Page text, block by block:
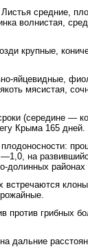
средние,
волнистая,
крупные,
яйцевидные,
мясистая,
(середине —
Крыма 165 дней.
—1,0, на
долинных
против грибных
дальние